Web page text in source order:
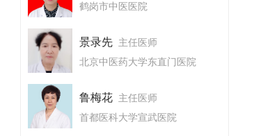
鹤岗市中医医院
景录先 主任医师
北京中医药大学东直门医院
鲁梅花 主任医师
首都医科大学宣武医院